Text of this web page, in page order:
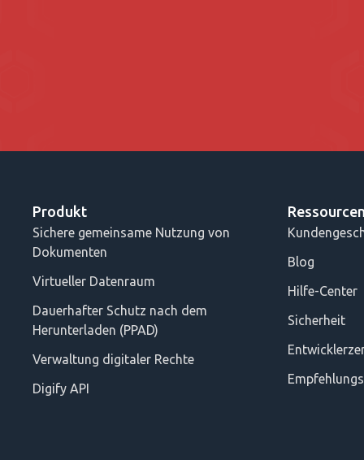
Produkt
Sichere gemeinsame Nutzung von
Dokumenten
Virtueller Datenraum
Dauerhafter Schutz nach dem
Herunterladen (PPAD)
Verwaltung digitaler Rechte
Digify API
Blog
Hilfe-Center
Sicherheit